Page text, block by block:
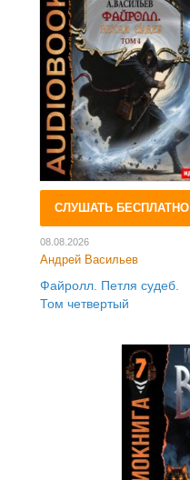
СЛУШАТЬ БЕСПЛАТНО
08.08.2026
Андрей Васильев
Файролл. Петля судеб.
Том четвертый